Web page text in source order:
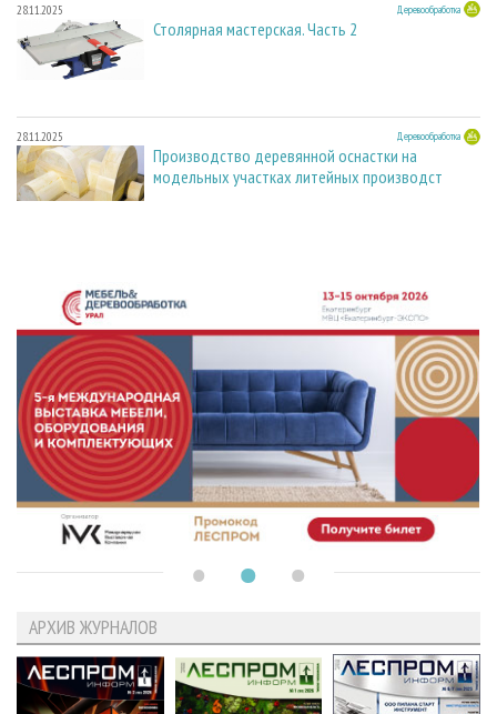
28.11.2025 Деревообработка
Столярная мастерская. Часть 2
28.11.2025 Деревообработка
Производство деревянной оснастки на
модельных участках литейных производст
АРХИВ ЖУРНАЛОВ